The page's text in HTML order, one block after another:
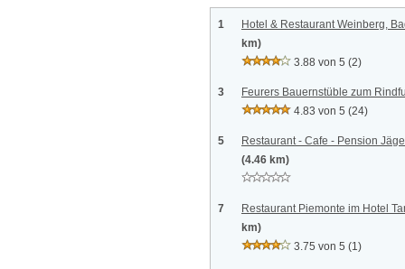
1
Hotel & Restaurant Weinberg,
km)
3.88 von 5 (2)
3
Feurers Bauernstüble zum
4.83 von 5 (24)
5
Restaurant - Cafe - Pension
(4.46 km)
7
Restaurant Piemonte im Hotel
km)
3.75 von 5 (1)